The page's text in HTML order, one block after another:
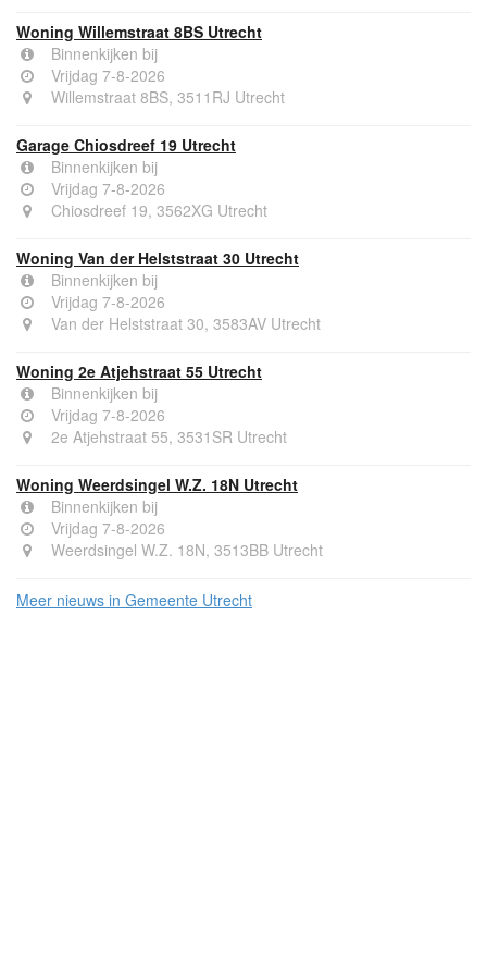
Woning Willemstraat 8BS Utrecht
Binnenkijken bij
Vrijdag 7-8-2026
Willemstraat 8BS, 3511RJ Utrecht
Garage Chiosdreef 19 Utrecht
Binnenkijken bij
Vrijdag 7-8-2026
Chiosdreef 19, 3562XG Utrecht
Woning Van der Helststraat 30 Utrecht
Binnenkijken bij
Vrijdag 7-8-2026
Van der Helststraat 30, 3583AV Utrecht
Woning 2e Atjehstraat 55 Utrecht
Binnenkijken bij
Vrijdag 7-8-2026
2e Atjehstraat 55, 3531SR Utrecht
Woning Weerdsingel W.Z. 18N Utrecht
Binnenkijken bij
Vrijdag 7-8-2026
Weerdsingel W.Z. 18N, 3513BB Utrecht
Meer nieuws in Gemeente Utrecht